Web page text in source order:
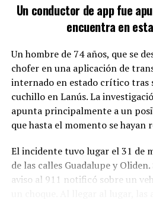
ASALTO A DELIVERY:
URGENCIA MÉDICA
En el momento del ataque,
vehículo y estaba a la espera de
pedido. De repente, un coche se
su lado y un delincuente salió
Con una pistola en mano,
estado de shock, Daniel titubeó,
dispararle sin dudar.
Un conductor de app fue
encuentra en
Un hombre de 74 años, que se
chofer en una aplicación de
internado en estado crítico tras
cuchillo en Lanús. La
apunta principalmente a un
que hasta el momento se hayan
El incidente tuvo lugar el 31 de
de las calles Guadalupe y
aviso al 911 notificó sobre un